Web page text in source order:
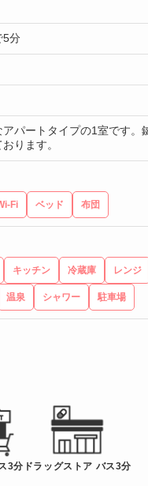
5分
アパートタイプの1室です。
ります。
Fi ベッド 布団
キッチン 冷蔵庫 レンジ
温泉 シャワー 駐車場
3分 ドラッグストア バス3分